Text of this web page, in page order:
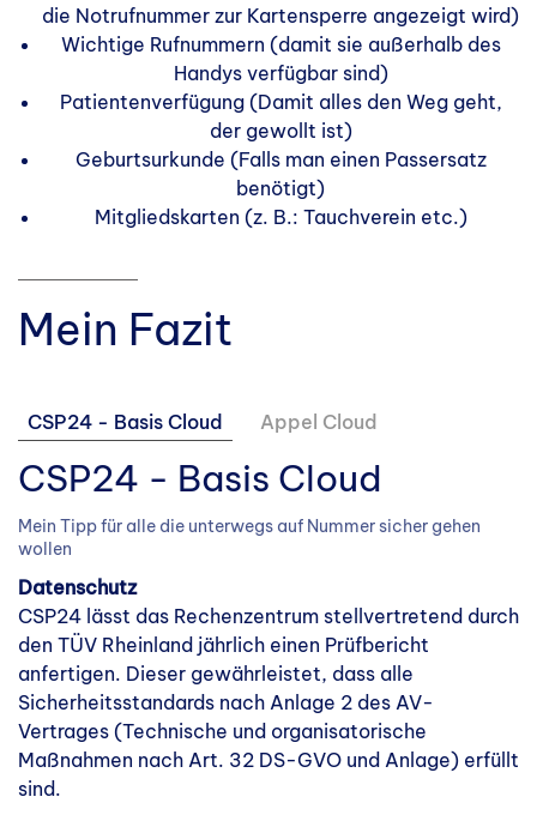
die Notrufnummer zur Kartensperre angezeigt wird)
Wichtige Rufnummern (damit sie außerhalb des
Handys verfügbar sind)
Patientenverfügung (Damit alles den Weg geht,
der gewollt ist)
Geburtsurkunde (Falls man einen Passersatz
benötigt)
Mitgliedskarten (z. B.: Tauchverein etc.)
Mein Fazit
CSP24 - Basis Cloud Appel Cloud
CSP24 - Basis Cloud
Mein Tipp für alle die unterwegs auf Nummer sicher gehen
wollen
Datenschutz
CSP24 lässt das Rechenzentrum stellvertretend durch
den TÜV Rheinland jährlich einen Prüfbericht
anfertigen. Dieser gewährleistet, dass alle
Sicherheitsstandards nach Anlage 2 des AV-
Vertrages (Technische und organisatorische
Maßnahmen nach Art. 32 DS-GVO und Anlage) erfüllt
sind.